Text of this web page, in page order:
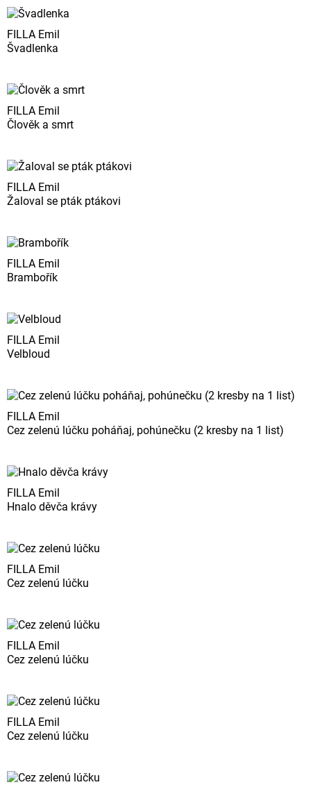
FILLA Emil
Švadlenka
FILLA Emil
Člověk a smrt
FILLA Emil
Žaloval se pták ptákovi
FILLA Emil
Brambořík
FILLA Emil
Velbloud
FILLA Emil
Cez zelenú lúčku poháňaj, pohúnečku (2 kresby na 1 list)
FILLA Emil
Hnalo děvča krávy
FILLA Emil
Cez zelenú lúčku
FILLA Emil
Cez zelenú lúčku
FILLA Emil
Cez zelenú lúčku